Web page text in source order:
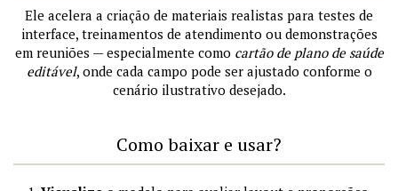
Ele acelera a criação de materiais realistas para testes de
interface, treinamentos de atendimento ou demonstrações
em reuniões — especialmente como cartão de plano de saúde
editável, onde cada campo pode ser ajustado conforme o
cenário ilustrativo desejado.
Como baixar e usar?